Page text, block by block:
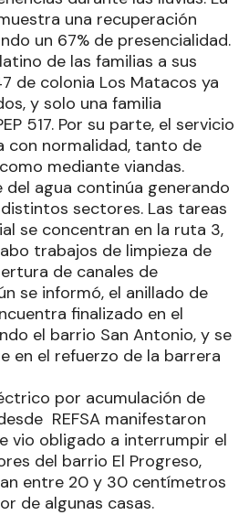
una recuperación
un 67% de presencialidad.
de las familias a sus
de colonia Los Matacos ya
y solo una familia
517. Por su parte, el servicio
con normalidad, tanto de
mediante viandas.
del agua continúa generando
sectores. Las tareas
se concentran en la ruta 3,
trabajos de limpieza de
de canales de
se informó, el anillado de
finalizado en el
el barrio San Antonio, y se
en el refuerzo de la barrera
por acumulación de
REFSA manifestaron
vio obligado a interrumpir el
del barrio El Progreso,
entre 20 y 30 centímetros
de algunas casas.